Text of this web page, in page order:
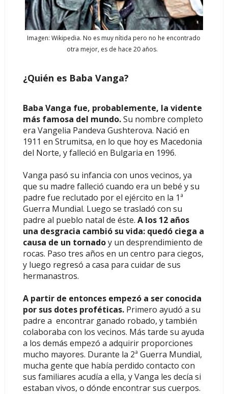
Imagen: Wikipedia. No es muy nítida pero no he encontrado
otra mejor, es de hace 20 años.
¿Quién es Baba Vanga?
Baba Vanga fue, probablemente, la vidente
más famosa del mundo.Su nombre completo
era Vangelia Pandeva Gushterova. Nació en
1911 en Strumitsa, en lo que hoy es Macedonia
del Norte, y falleció en Bulgaria en 1996.
Vanga pasó su infancia con unos vecinos, ya
que su madre falleció cuando era un bebé y su
padre fue reclutado por el ejército en la 1ª
Guerra Mundial. Luego se trasladó con su
padre al pueblo natal de éste. A los 12 años
una desgracia cambió su vida: quedó ciega a
causa de un tornadoy un desprendimiento de
rocas. Paso tres años en un centro para ciegos,
y luego regresó a casa para cuidar de sus
hermanastros.
A partir de entonces empezó a ser conocida
por sus dotes proféticas.Primero ayudó a su
padre a encontrar ganado robado, y también
colaboraba con los vecinos. Más tarde su ayuda
a los demás empezó a adquirir proporciones
mucho mayores. Durante la 2ª Guerra Mundial,
mucha gente que había perdido contacto con
sus familiares acudía a ella, y Vanga les decía si
estaban vivos, o dónde encontrar sus cuerpos.